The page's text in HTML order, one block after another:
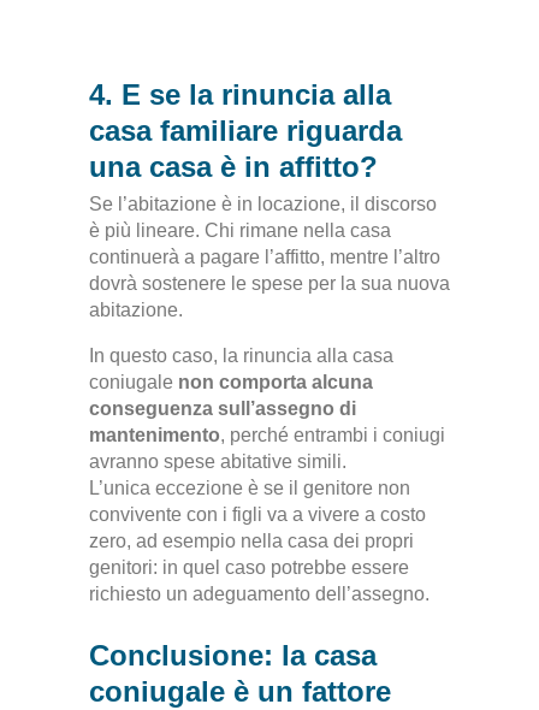
4. E se la rinuncia alla
casa familiare riguarda
una casa è in affitto?
Se l’abitazione è in locazione, il discorso
è più lineare. Chi rimane nella casa
continuerà a pagare l’affitto, mentre l’altro
dovrà sostenere le spese per la sua nuova
abitazione.
In questo caso, la rinuncia alla casa
coniugale non comporta alcuna
conseguenza sull’assegno di
mantenimento, perché entrambi i coniugi
avranno spese abitative simili.
L’unica eccezione è se il genitore non
convivente con i figli va a vivere a costo
zero, ad esempio nella casa dei propri
genitori: in quel caso potrebbe essere
richiesto un adeguamento dell’assegno.
Conclusione: la casa
coniugale è un fattore